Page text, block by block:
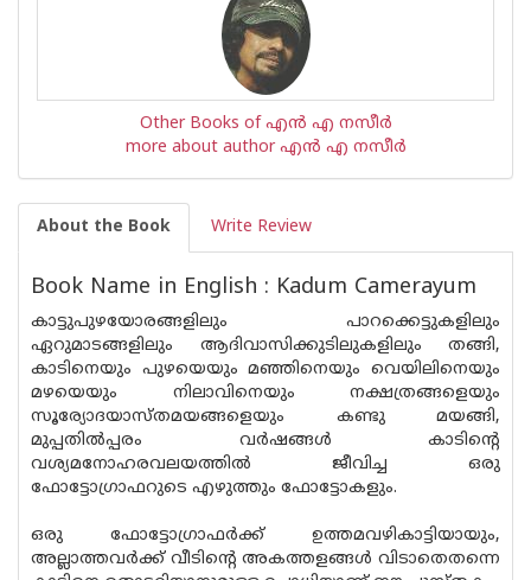
Other Books of എന്‍ എ നസീര്‍
more about author എന്‍ എ നസീര്‍
About the Book Write Review
Book Name in English : Kadum Camerayum
കാട്ടുപുഴയോരങ്ങളിലും പാറക്കെട്ടുകളിലും
ഏറുമാടങ്ങളിലും ആദിവാസിക്കുടിലുകളിലും തങ്ങി,
കാടിനെയും പുഴയെയും മഞ്ഞിനെയും വെയിലിനെയും
മഴയെയും നിലാവിനെയും നക്ഷത്രങ്ങളെയും
സൂര്യോദയാസ്തമയങ്ങളെയും കണ്ടു മയങ്ങി,
മുപ്പതില്‍പ്പരം വര്‍ഷങ്ങള്‍ കാടിന്റെ
വശ്യമനോഹരവലയത്തില്‍ ജീവിച്ച ഒരു
ഫോട്ടോഗ്രാഫറുടെ എഴുത്തും ഫോട്ടോകളും.
ഒരു ഫോട്ടോഗ്രാഫര്‍ക്ക് ഉത്തമവഴികാട്ടിയായും,
അല്ലാത്തവര്‍ക്ക് വീടിന്റെ അകത്തളങ്ങള്‍ വിടാതെതന്നെ